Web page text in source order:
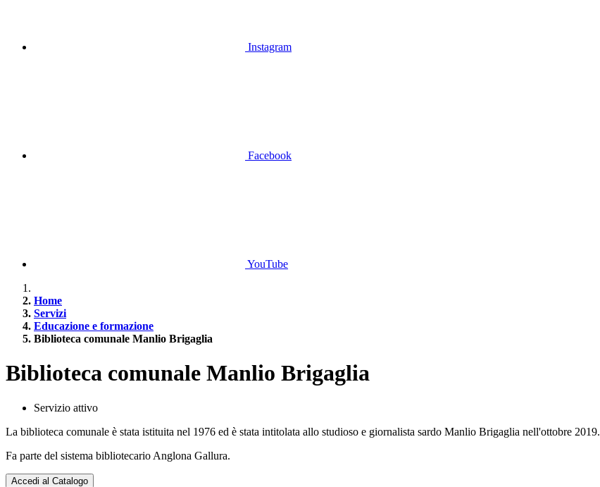
Instagram
Facebook
YouTube
Home
Servizi
Educazione e formazione
Biblioteca comunale Manlio Brigaglia
Biblioteca comunale Manlio Brigaglia
Servizio attivo
La biblioteca comunale è stata istituita nel 1976 ed è stata intitolata allo studioso e giornalista sardo Manlio Brigaglia nell'ottobre 2019.
Fa parte del sistema bibliotecario Anglona Gallura.
Accedi al Catalogo